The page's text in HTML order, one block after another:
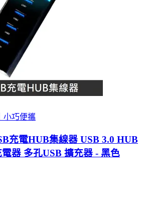
小巧便攜
充電HUB集線器 USB 3.0 HUB
器 多孔USB 擴充器 - 黑色